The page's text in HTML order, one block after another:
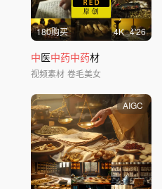
180购买 4K 4'26
中医中药中药材
视频素材 卷毛美女
AIGC